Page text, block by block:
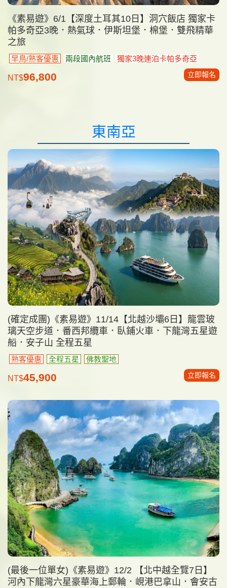
《素易遊》6/1【深度土耳其10日】洞穴飯店 獨家卡
帕多奇亞3晚．熱氣球．伊斯坦堡．棉堡．雙飛精華
之旅
早鳥/熟客優惠 兩段國內航班 獨家3晚連泊卡帕多奇亞
NT$96,800 立即報名
東南亞
(確定成團)《素易遊》11/14【北越沙壩6日】龍雲玻
璃天空步道．番西邦纜車．臥鋪火車．下龍灣五星遊
船．安子山 全程五星
熟客優惠 全程五星 佛教聖地
NT$45,900 立即報名
(最後一位單女)《素易遊》12/2 【北中越全覽7日】
河內下龍灣六星豪華海上郵輪．峴港巴拿山．會安古